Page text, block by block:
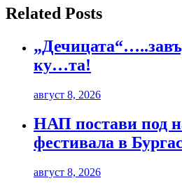
Related Posts
ку…та!
август 8, 2026
НАП постави под
фестивала в
август 8, 2026